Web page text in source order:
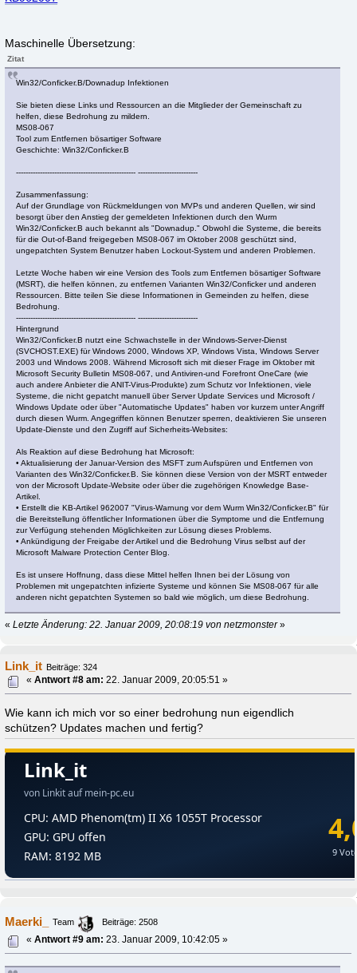
Maschinelle Übersetzung:
Zitat
Win32/Conficker.B/Downadup Infektionen
Sie bieten diese Links und Ressourcen an die Mitglieder der Gemeinschaft zu
helfen, diese Bedrohung zu mildern.
MS08-067
Tool zum Entfernen bösartiger Software
Geschichte: Win32/Conficker.B
-------------------------------------------------- -------------------------
Zusammenfassung:
Auf der Grundlage von Rückmeldungen von MVPs und anderen Quellen, wir sind
besorgt über den Anstieg der gemeldeten Infektionen durch den Wurm
Win32/Conficker.B auch bekannt als "Downadup." Obwohl die Systeme, die bereits
für die Out-of-Band freigegeben MS08-067 im Oktober 2008 geschützt sind,
ungepatchten System Benutzer haben Lockout-System und anderen Problemen.
Letzte Woche haben wir eine Version des Tools zum Entfernen bösartiger Software
(MSRT), die helfen können, zu entfernen Varianten Win32/Conficker und anderen
Ressourcen. Bitte teilen Sie diese Informationen in Gemeinden zu helfen, diese
Bedrohung.
-------------------------------------------------- -------------------------
Hintergrund
Win32/Conficker.B nutzt eine Schwachstelle in der Windows-Server-Dienst
(SVCHOST.EXE) für Windows 2000, Windows XP, Windows Vista, Windows Server
2003 und Windows 2008. Während Microsoft sich mit dieser Frage im Oktober mit
Microsoft Security Bulletin MS08-067, und Antiviren-und Forefront OneCare (wie
auch andere Anbieter die ANIT-Virus-Produkte) zum Schutz vor Infektionen, viele
Systeme, die nicht gepatcht manuell über Server Update Services und Microsoft /
Windows Update oder über "Automatische Updates" haben vor kurzem unter Angriff
durch diesen Wurm. Angegriffen können Benutzer sperren, deaktivieren Sie unseren
Update-Dienste und den Zugriff auf Sicherheits-Websites:
Als Reaktion auf diese Bedrohung hat Microsoft:
• Aktualisierung der Januar-Version des MSFT zum Aufspüren und Entfernen von
Varianten des Win32/Conficker.B. Sie können diese Version von der MSRT entweder
von der Microsoft Update-Website oder über die zugehörigen Knowledge Base-
Artikel.
• Erstellt die KB-Artikel 962007 "Virus-Warnung vor dem Wurm Win32/Conficker.B" für
die Bereitstellung öffentlicher Informationen über die Symptome und die Entfernung
zur Verfügung stehenden Möglichkeiten zur Lösung dieses Problems.
• Ankündigung der Freigabe der Artikel und die Bedrohung Virus selbst auf der
Microsoft Malware Protection Center Blog.
Es ist unsere Hoffnung, dass diese Mittel helfen Ihnen bei der Lösung von
Problemen mit ungepatchten infizierte Systeme und können Sie MS08-067 für alle
anderen nicht gepatchten Systemen so bald wie möglich, um diese Bedrohung.
«Letzte Änderung: 22. Januar 2009, 20:08:19 von netzmonster»
Link_it Beiträge: 324
«Antwort #8 am: 22. Januar 2009, 20:05:51 »
Wie kann ich mich vor so einer bedrohung nun eigendlich
schützen? Updates machen und fertig?
Maerki_ Team
Beiträge: 2508
«Antwort #9 am: 23. Januar 2009, 10:42:05 »